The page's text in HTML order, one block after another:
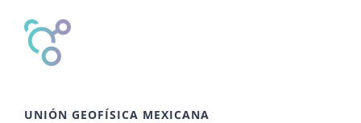
UNIÓN GEOFÍSICA MEXICANA